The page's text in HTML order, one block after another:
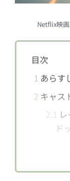
Netflix映
目次
1 あらす
2 キャス
2.1
ド